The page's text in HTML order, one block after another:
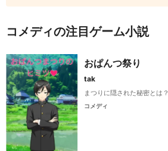
コメディの注目ゲーム小説
おぱんつ祭り
tak
まつりに隠された秘密とは？
コメディ